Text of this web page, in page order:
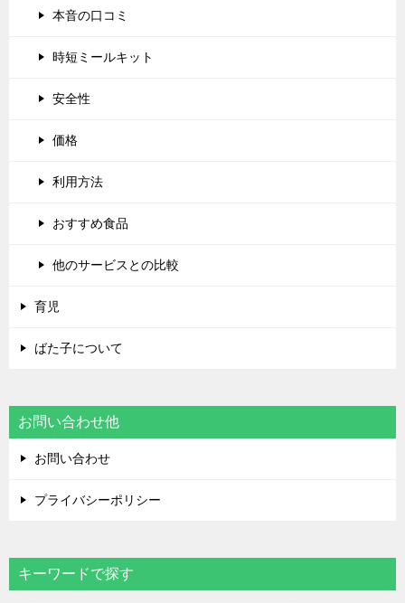
本音の口コミ
時短ミールキット
安全性
価格
利用方法
おすすめ食品
他のサービスとの比較
育児
ばた子について
お問い合わせ他
お問い合わせ
プライバシーポリシー
キーワードで探す